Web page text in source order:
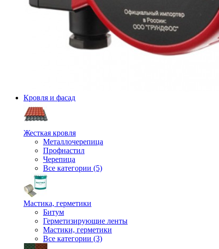
Кровля и фасад
Жесткая кровля
Металлочерепица
Профнастил
Черепица
Все категории (5)
Мастика, герметики
Битум
Герметизирующие ленты
Мастики, герметики
Все категории (3)